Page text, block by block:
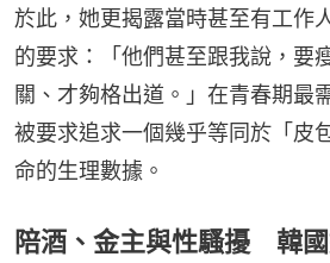
於此，她更揭露當時甚至有工作
的要求：「他們甚至跟我說，要
關、才夠格出道。」在青春期最
被要求追求一個幾乎等同於「皮
命的生理數據。
陪酒、金主與性騷擾 韓